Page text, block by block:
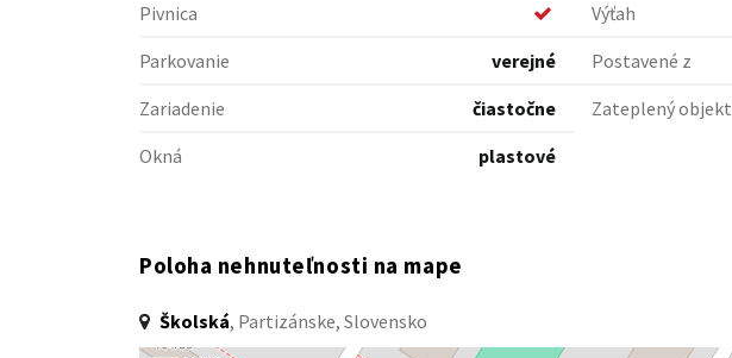
Pivnica
Výťah
Parkovanie
verejné Postavené z
Zariadenie
čiastočne
Zateplený objekt
Okná
plastové
Poloha nehnuteľnosti na mape
Školská, Partizánske, Slovensko